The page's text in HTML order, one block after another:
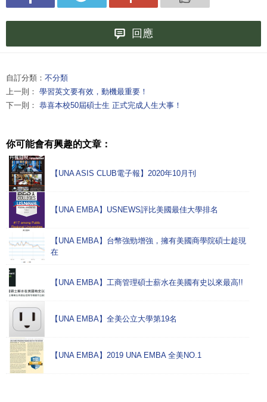
回應
自訂分類： 不分類
上一則： 學習英文要有效，動機最重要！
下一則： 恭喜本校50屆碩士生 正式完成人生大事！
你可能會有興趣的文章：
【UNA ASIS CLUB電子報】2020年10月刊
【UNA EMBA】USNEWS評比美國最佳大學排名
【UNA EMBA】台幣強勁增強，擁有美國商學院碩士趁現
在
【UNA EMBA】工商管理碩士薪水在美國有史以來最高!!
【UNA EMBA】全美公立大學第19名
【UNA EMBA】2019 UNA EMBA 全美NO.1